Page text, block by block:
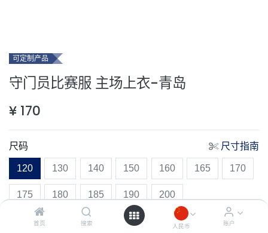
首页 搜索 人民币 账户
可定制产品
守门员比赛服 主场上衣-青岛
¥ 170
尺码 尺寸指南
120 130 140 150 160 165 170
175 180 185 190 200